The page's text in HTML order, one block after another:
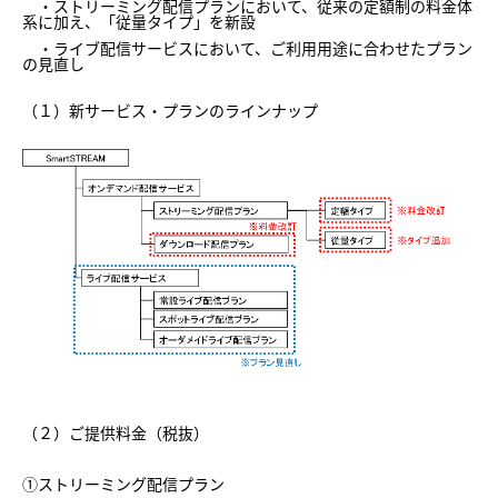
・ストリーミング配信プランにおいて、従来の定額制の料金体
系に加え、「従量タイプ」を新設
・ライブ配信サービスにおいて、ご利用用途に合わせたプラン
の見直し
（１）新サービス・プランのラインナップ
（２）ご提供料金（税抜）
①ストリーミング配信プラン